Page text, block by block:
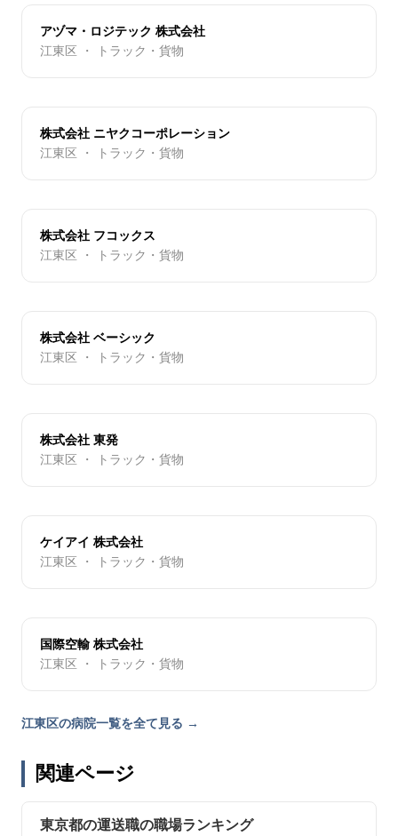
アヅマ・ロジテック 株式会社
江東区 ・ トラック・貨物
株式会社 ニヤクコーポレーション
江東区 ・ トラック・貨物
株式会社 フコックス
江東区 ・ トラック・貨物
株式会社 ベーシック
江東区 ・ トラック・貨物
株式会社 東発
江東区 ・ トラック・貨物
ケイアイ 株式会社
江東区 ・ トラック・貨物
国際空輸 株式会社
江東区 ・ トラック・貨物
江東区の病院一覧を全て見る →
関連ページ
東京都の運送職の職場ランキング